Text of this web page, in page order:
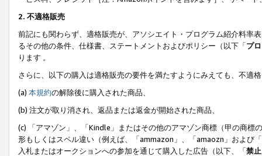
2. 不適格販売
前記にも関わらず、適格販売が、アソシエイト・プログラム紹介料率
るその他の条件、仕様書、ステートメントおよびポリシー（以下「プ
ります 。
さらに、以下の購入は適格販売の要件を満たすようにみえても、不適
(a) 本規約の解除後に購入された商品、
(b) 注文が取り消され、返品または返金が開始された商品、
(c) 「アマゾン」、「Kindle」またはその他のアマゾン商標（甲の商
形もしくはスペル違い（例えば、「ammazon」、「amaozn」および
入札またはオークションへの参加を通じて購入した広告（以下、「禁